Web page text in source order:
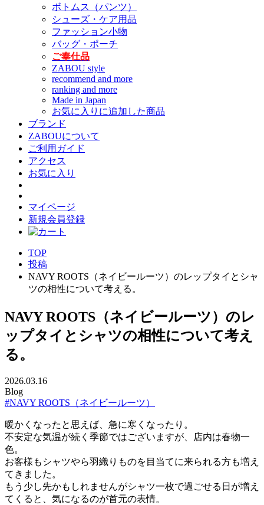
ボトムス（パンツ）
シューズ・ケア用品
ファッション小物
バッグ・ポーチ
ご奉仕品
ZABOU style
recommend and more
ranking and more
Made in Japan
お気に入りに追加した商品
ブランド
ZABOUについて
ご利用ガイド
アクセス
お気に入り
マイページ
新規会員登録
TOP
投稿
NAVY ROOTS（ネイビールーツ）のレップタイとシャ
ツの相性について考える。
NAVY ROOTS（ネイビールーツ）のレ
ップタイとシャツの相性について考え
る。
2026.03.16
Blog
#NAVY ROOTS（ネイビールーツ）
暖かくなったと思えば、急に寒くなったり。
不安定な気温が続く季節ではございますが、店内は春物一
色。
お客様もシャツやら羽織りものを目当てに来られる方も増え
てきました。
もう少し先かもしれませんがシャツ一枚で過ごせる日が増え
てくると、気になるのが首元の表情。